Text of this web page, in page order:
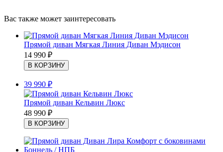
Вас также может заинтересовать
Прямой диван Мягкая Линия Диван Мэдисон
14 990 ₽
39 990 ₽
Прямой диван Кельвин Люкс
48 990 ₽